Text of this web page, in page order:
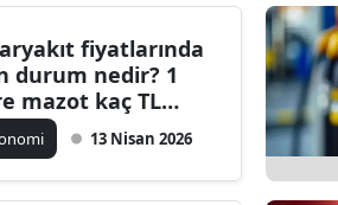
fiyatlarında
durum nedir? 1
mazot kaç TL
13 Nisan 2026